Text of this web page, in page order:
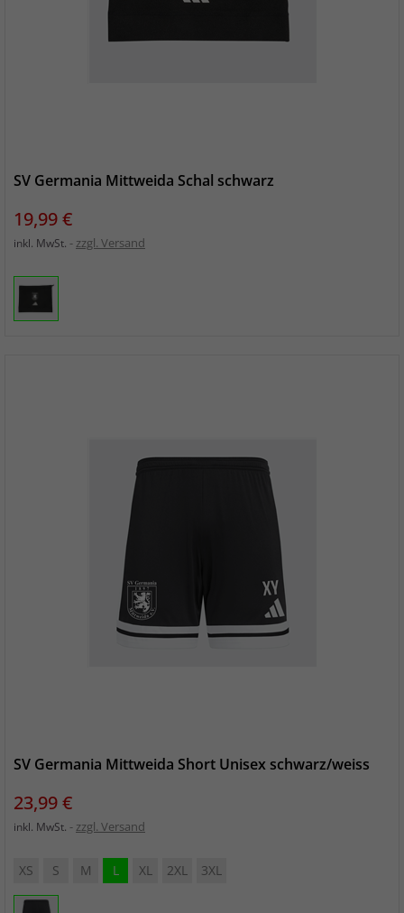
SV Germania Mittweida Schal schwarz
Preis
19,99 €
inkl. MwSt. zzgl. Versand
SV Germania Mittweida Short Unisex schwarz/weiss
Preis
23,99 €
inkl. MwSt. zzgl. Versand
XS S M L XL 2XL 3XL